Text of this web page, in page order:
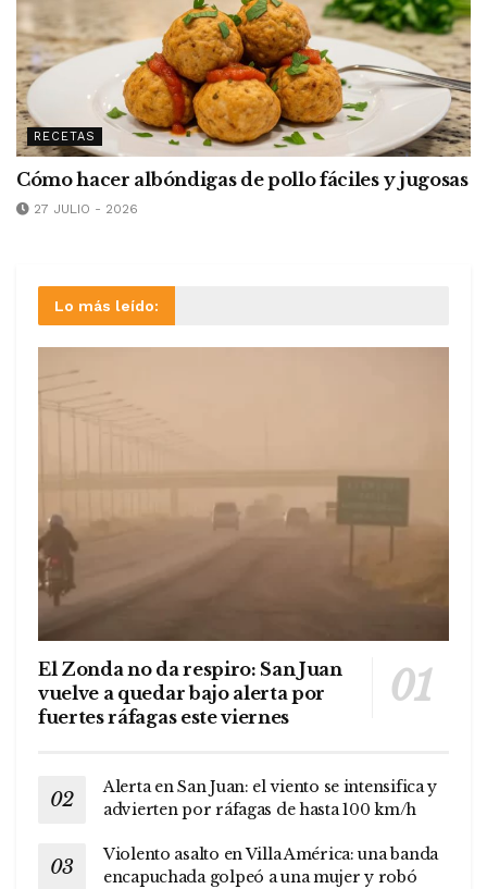
RECETAS
Cómo hacer albóndigas de pollo fáciles y jugosas
27 JULIO - 2026
Lo más leído:
El Zonda no da respiro: San Juan
vuelve a quedar bajo alerta por
fuertes ráfagas este viernes
Alerta en San Juan: el viento se intensifica y
advierten por ráfagas de hasta 100 km/h
Violento asalto en Villa América: una banda
encapuchada golpeó a una mujer y robó